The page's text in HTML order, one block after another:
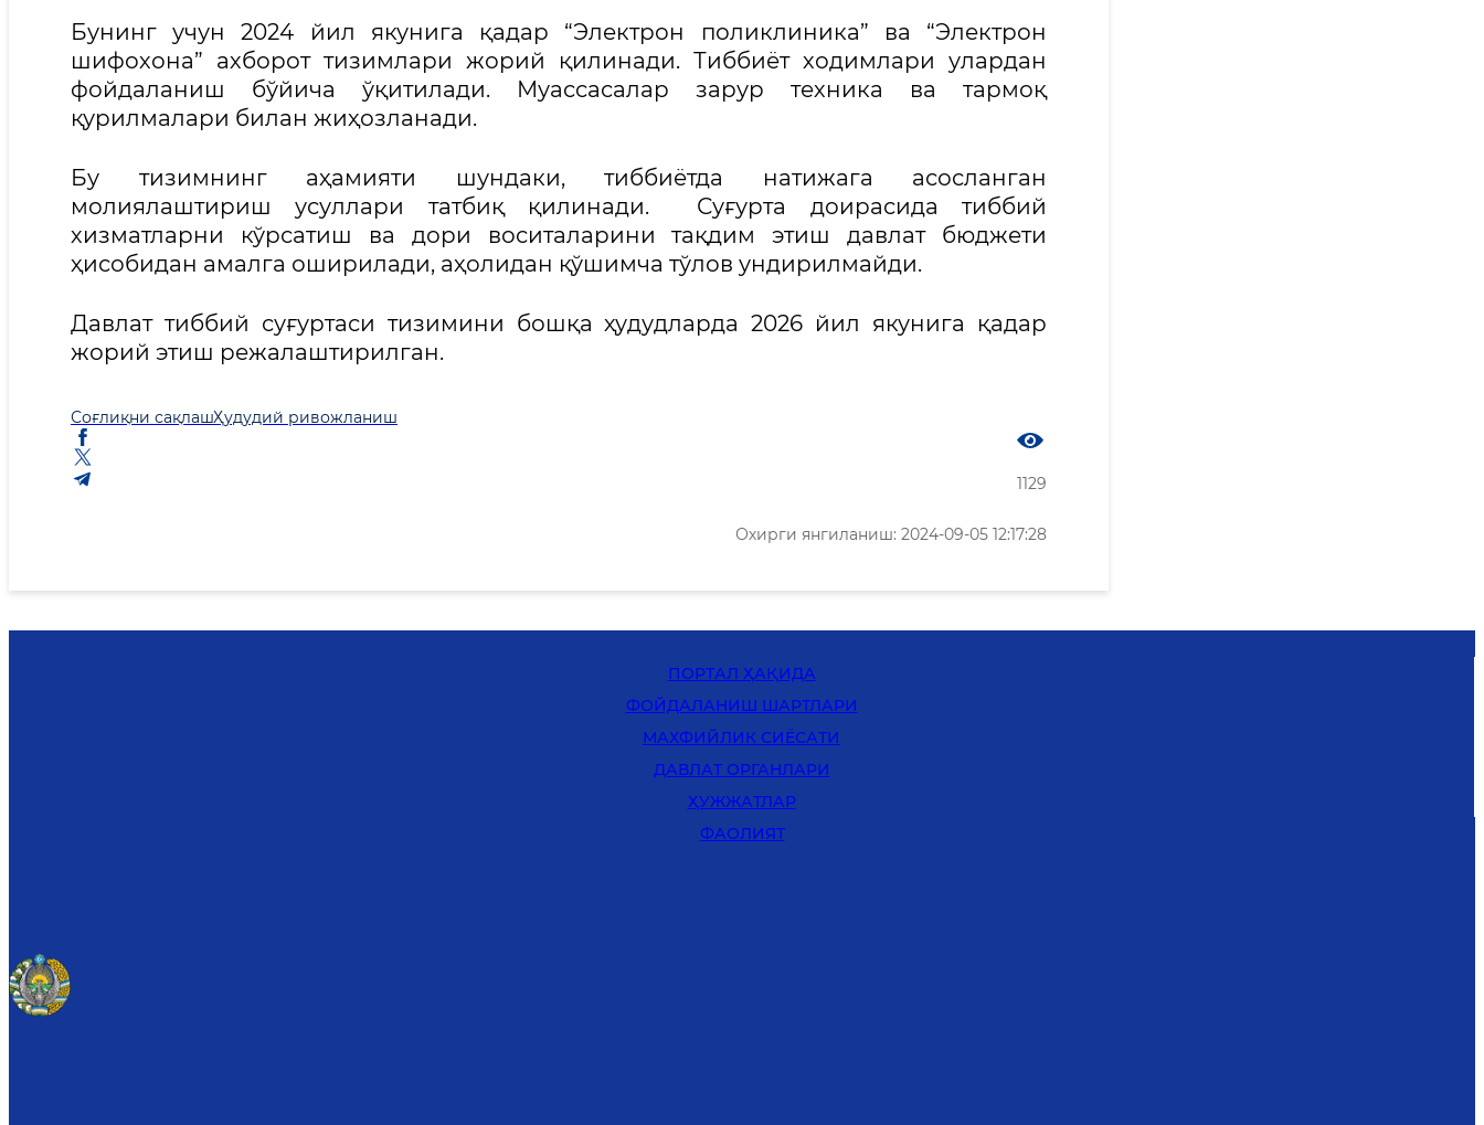
Бунинг учун 2024 йил якунига қадар “Электрон поликлиника” ва “Электрон
шифохона” ахборот тизимлари жорий қилинади. Тиббиёт ходимлари улардан
фойдаланиш бўйича ўқитилади. Муассасалар зарур техника ва тармоқ
қурилмалари билан жиҳозланади.
Бу тизимнинг аҳамияти шундаки, тиббиётда натижага асосланган
молиялаштириш усуллари татбиқ қилинади. Суғурта доирасида тиббий
хизматларни кўрсатиш ва дори воситаларини тақдим этиш давлат бюджети
ҳисобидан амалга оширилади, аҳолидан қўшимча тўлов ундирилмайди.
Давлат тиббий суғуртаси тизимини бошқа ҳудудларда 2026 йил якунига қадар
жорий этиш режалаштирилган.
Соғлиқни сақлашҲудудий ривожланиш
1129
Охирги янгиланиш: 2024-09-05 12:17:28
ПОРТАЛ ҲАҚИДА
ФОЙДАЛАНИШ ШАРТЛАРИ
MАХФИЙЛИК СИЁСАТИ
ДАВЛАТ ОРГАНЛАРИ
ҲУЖЖАТЛАР
ФАОЛИЯТ